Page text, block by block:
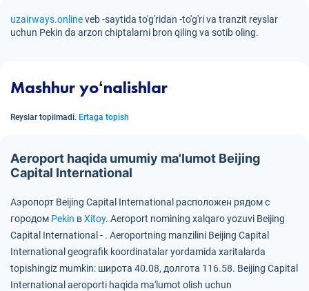
uzairways.onlineveb -saytida to'g'ridan -to'g'ri va tranzit reyslar
uchun Pekin da arzon chiptalarni bron qiling va sotib oling.
Mashhur yoʻnalishlar
Reyslar topilmadi. Ertaga topish
Aeroport haqida umumiy ma'lumot Beijing
Capital International
Аэропорт Beijing Capital International расположен рядом с
городом Pekin вXitoy. Aeroport nomining xalqaro yozuvi Beijing
Capital International - . Aeroportning manzilini Beijing Capital
International geografik koordinatalar yordamida xaritalarda
topishingiz mumkin: широта 40.08, долгота 116.58. Beijing Capital
International aeroporti haqida ma'lumot olish uchun